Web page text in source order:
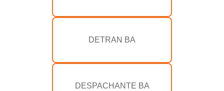
DETRAN BA
DESPACHANTE BA